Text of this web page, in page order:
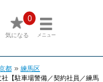
0
気になる メニュー
都
練馬区
【駐車場警備／契約社員／練馬